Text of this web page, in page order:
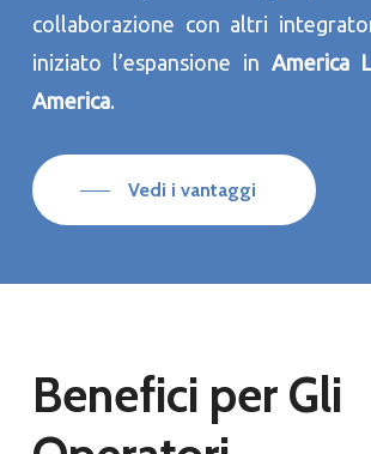
collaborazione con altri
iniziato l’espansione in America
America.
Vedi i vantaggi
Benefici per Gli